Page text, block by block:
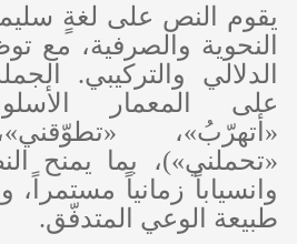
يقوم النص على لغةٍ
النحوية والصرفية، مع
الدلالي والتركيبي.
على المعمار
«أتهرّبُ»،
«تحملني»)، بما يمنح
وانسياباً زمانياً
طبيعة الوعي المتدفّق.